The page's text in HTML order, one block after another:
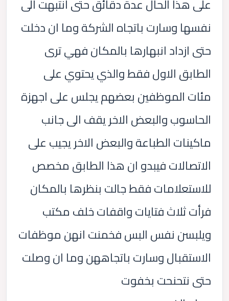
على هذا الحال عدة دقائق حتى انتبهت الى
نفسها وسارت باتجاه الشركة وما ان دخلت
حتى ازداد انبهارها بالمكان فهي ترى
الطابق الاول فقط والذي يحتوي على
مئات الموظفين بعضهم يجلس على اجهزة
الحاسوب والبعض الاخر يقف الى جانب
ماكينات الطباعة والبعض الاخر يجيب على
الاتصالات فيبدو ان هذا الطابق مخصص
للاستعلامات فقط جالت بنظرها بالمكان
فرأت ثلاث فتايات واقفات خلف مكتب
ويلبسن نفس البس فخمنت انهن موظفات
الاستقبال وسارت باتجاههن وما ان وصلت
حتى نتحنحت بخفوت